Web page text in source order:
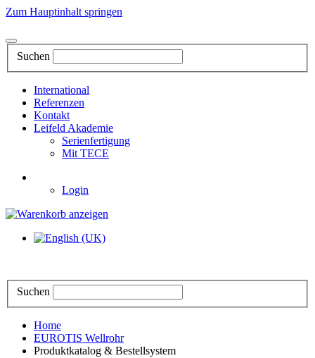
Zum Hauptinhalt springen
Suchen
International
Referenzen
Kontakt
Leifeld Akademie
Serienfertigung
Mit TECE
Login
Suchen
Home
EUROTIS Wellrohr
Produktkatalog & Bestellsystem